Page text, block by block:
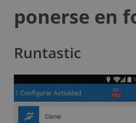
ponerse en
Runtastic